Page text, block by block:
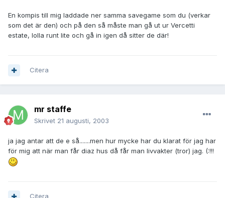
En kompis till mig laddade ner samma savegame som du (verkar
som det är den) och på den så måste man gå ut ur Vercetti
estate, lolla runt lite och gå in igen då sitter de där!
Citera
mr staffe
Skrivet 21 augusti, 2003
ja jag antar att de e så.......men hur mycke har du klarat för jag har
för mig att när man får diaz hus då får man livvakter (tror) jag. (:!!!
Citera